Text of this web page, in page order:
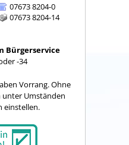
07673 8204-0
07673 8204-14
Bürgerservice
-34
Vorrang. Ohne
unter Umständen
einstellen.